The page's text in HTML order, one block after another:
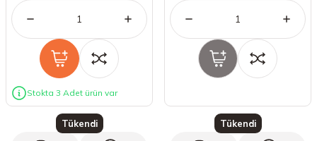
Stokta 3 Adet ürün var
Tükendi Tükendi